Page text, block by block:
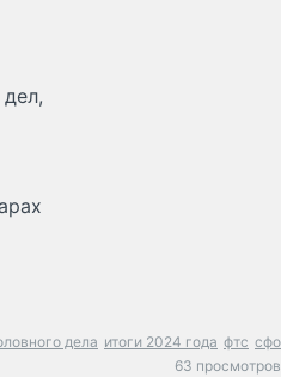
дела итоги 2024 года фтс сфо
63